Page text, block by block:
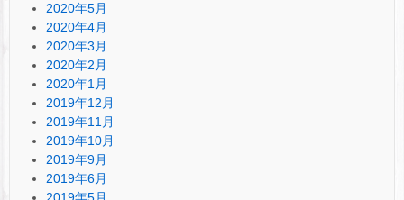
2020年5月
2020年4月
2020年3月
2020年2月
2020年1月
2019年12月
2019年11月
2019年10月
2019年9月
2019年6月